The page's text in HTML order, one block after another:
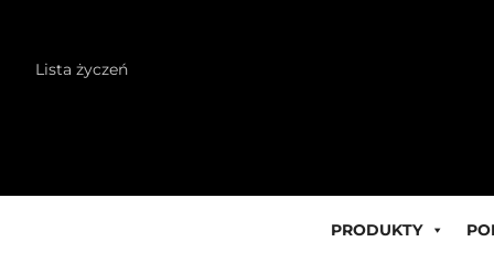
Lista życzeń
PRODUKTY